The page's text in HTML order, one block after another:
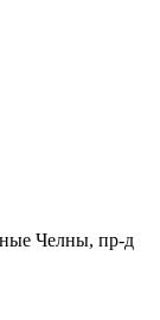
Челны, пр-д